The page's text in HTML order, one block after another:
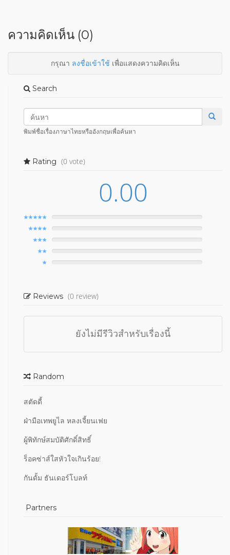
ความคิดเห็น (0)
กรุณา ลงชื่อเข้าใช้เพื่อแสดงความคิดเห็น
Search
พิมพ์ชื่อเรื่องภาษาไทยหรืออังกฤษเพื่อค้นหา
Rating (0 vote)
0.00
Reviews (0 review)
ยังไม่มีรีวิวสำหรับเรื่องนี้
Random
สตัดดี้
ฝ่ามือเทพยูไล หลงเจี้ยนเฟย
ผู้พิทักษ์สมบัติศักดิ์สิทธิ์
ร็อคซ่าส์ใสหัวใจเกินร้อย!
กันดั้ม ธันเดอร์โบลท์
Partners